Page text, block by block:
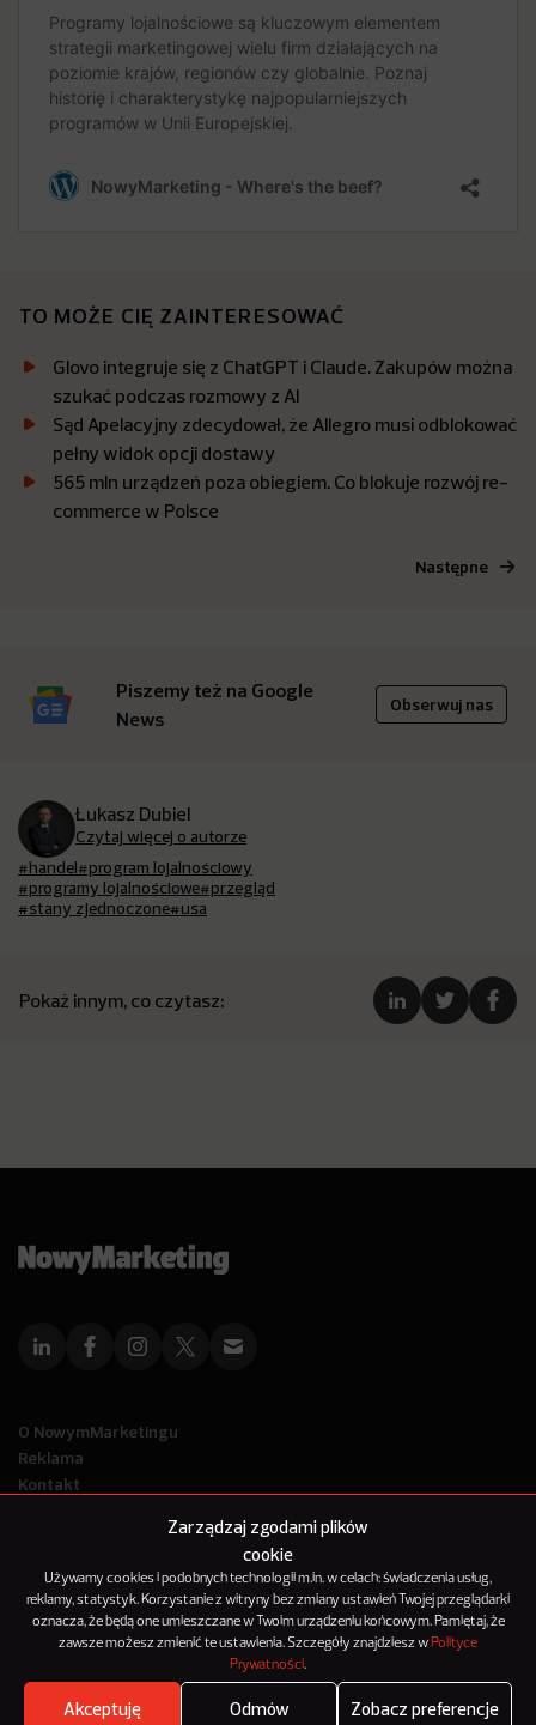
Zarządzaj zgodami plików
cookie
Używamy cookies i podobnych technologii m.in. w celach: świadczenia usług,
reklamy, statystyk. Korzystanie z witryny bez zmiany ustawień Twojej przeglądarki
oznacza, że będą one umieszczane w Twoim urządzeniu końcowym. Pamiętaj, że
zawsze możesz zmienić te ustawienia. Szczegóły znajdziesz w Polityce
Prywatności.
Akceptuję Odmów Zobacz preferencje
TO MOŻE CIĘ ZAINTERESOWAĆ
Glovo integruje się z ChatGPT i Claude. Zakupów można
szukać podczas rozmowy z AI
Sąd Apelacyjny zdecydował, że Allegro musi odblokować
pełny widok opcji dostawy
565 mln urządzeń poza obiegiem. Co blokuje rozwój re-
commerce w Polsce
Następne
Piszemy też na Google
News
Obserwuj nas
Łukasz Dubiel
Czytaj więcej o autorze
#handel#program lojalnościowy
#programy lojalnościowe#przegląd
#stany zjednoczone#usa
Pokaż innym, co czytasz:
O NowymMarketingu
Reklama
Kontakt
© 2012-2025
NowyMarketing jest marką 143Media Sp. z o.o.